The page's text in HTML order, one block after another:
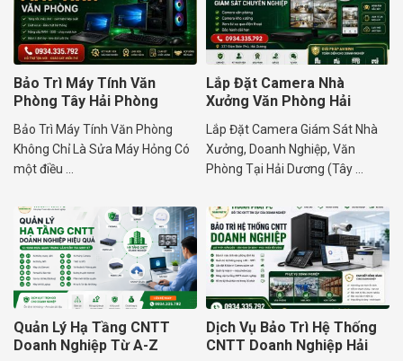
Bảo Trì Máy Tính Văn
Phòng Tây Hải Phòng
Bảo Trì Máy Tính Văn Phòng
Không Chỉ Là Sửa Máy Hỏng Có
một điều ...
Lắp Đặt Camera Nhà
Xưởng Văn Phòng Hải
Dương Uy Tín
Lắp Đặt Camera Giám Sát Nhà
Xưởng, Doanh Nghiệp, Văn
Phòng Tại Hải Dương (Tây ...
Quản Lý Hạ Tầng CNTT
Doanh Nghiệp Từ A-Z
Dịch Vụ Bảo Trì Hệ Thống
CNTT Doanh Nghiệp Hải